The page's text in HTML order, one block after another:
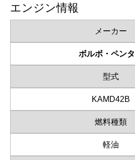
エンジン情報
メーカー
ボルボ・ペン
型式
KAMD42B
燃料種類
軽油